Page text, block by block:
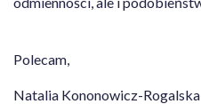
Polecam,
Natalia Kononowicz-Rogalska